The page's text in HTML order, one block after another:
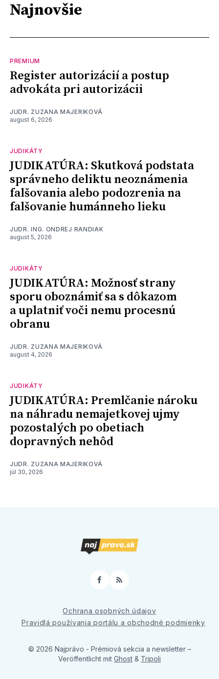
Najnovšie
PREMIUM
Register autorizácií a postup
advokáta pri autorizácii
JUDR. ZUZANA MAJERIKOVÁ
august 6, 2026
JUDIKÁTY
JUDIKATÚRA: Skutková podstata
správneho deliktu neoznámenia
falšovania alebo podozrenia na
falšovanie humánneho lieku
JUDR. ING. ONDREJ RANDIAK
august 5, 2026
JUDIKÁTY
JUDIKATÚRA: Možnosť strany
sporu oboznámiť sa s dôkazom
a uplatniť voči nemu procesnú
obranu
JUDR. ZUZANA MAJERIKOVÁ
august 4, 2026
JUDIKÁTY
JUDIKATÚRA: Premlčanie nároku
na náhradu nemajetkovej ujmy
pozostalých po obetiach
dopravných nehôd
JUDR. ZUZANA MAJERIKOVÁ
júl 30, 2026
Facebook
RSS
Ochrana osobných údajov
Pravidlá používania portálu a obchodné podmienky
© 2026 Najprávo - Prémiová sekcia a newsletter –
Veröffentlicht mit Ghost & Tripoli